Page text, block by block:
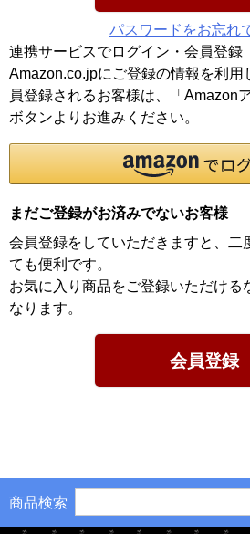
パスワードをお忘れ
連携サービスでログイン・会員登録
Amazon.co.jpにご登録の情報を利用
員登録されるお客様は、「Amazon
ボタンよりお進みください。
まだご登録がお済みでないお客様
会員登録をしていただきますと、二
ても便利です。
お気に入り商品をご登録いただける
なります。
会員登録
商品検索